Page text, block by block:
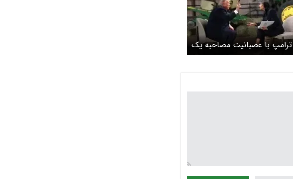
ترامپ با عصبانیت مصاحبه یک
رسانه را ترک کرد+ ویدئو